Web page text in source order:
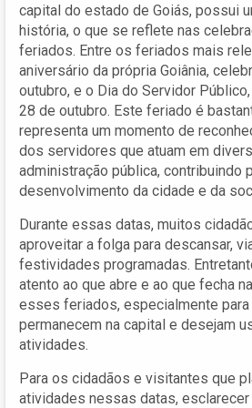
capital do estado de Goiás, possui
história, o que se reflete nas
feriados. Entre os feriados mais
aniversário da própria Goiânia,
outubro, e o Dia do Servidor
28 de outubro. Este feriado é
representa um momento de
dos servidores que atuam em
administração pública, contribuindo
desenvolvimento da cidade e da
Durante essas datas, muitos
aproveitar a folga para descansar,
festividades programadas.
atento ao que abre e ao que fecha
esses feriados, especialmente para
permanecem na capital e desejam
atividades.
Para os cidadãos e visitantes que
atividades nessas datas,